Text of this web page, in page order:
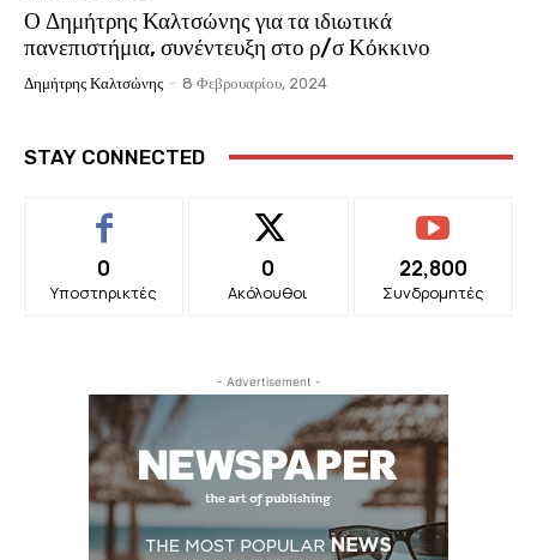
Ο Δημήτρης Καλτσώνης για τα ιδιωτικά
πανεπιστήμια, συνέντευξη στο ρ/σ Κόκκινο
Δημήτρης Καλτσώνης - 8 Φεβρουαρίου, 2024
STAY CONNECTED
0
Υποστηρικτές
0
Ακόλουθοι
22,800
Συνδρομητές
- Advertisement -